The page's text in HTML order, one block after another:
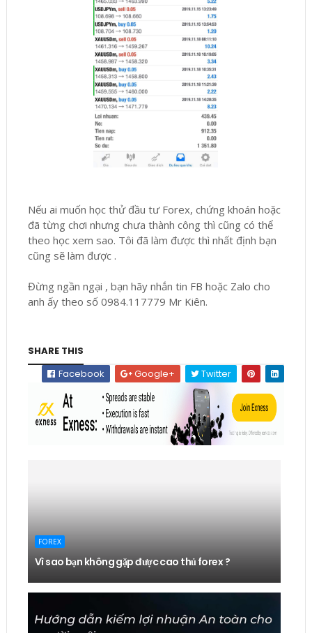
Nếu ai muốn học thử đầu tư Forex, chứng khoán hoặc
đã từng chơi nhưng chưa thành công thì cũng có thể
theo học xem sao. Tôi đã làm được thì nhất định bạn
cũng sẽ làm được .
Đừng ngần ngại , bạn hãy nhắn tin FB hoặc Zalo cho
anh ấy theo số 0984.117779 Mr Kiên.
SHARE THIS
Facebook
Google+ Twitter
FOREX
Vì sao bạn không gặp được cao thủ forex ?